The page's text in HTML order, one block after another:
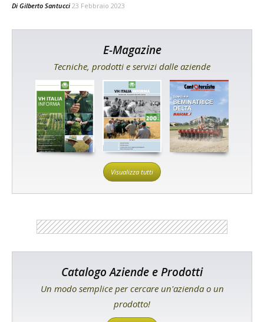
Di Gilberto Santucci 23 Febbraio 2023
E-Magazine
Tecniche, prodotti e servizi dalle aziende
Visualizza tutti
Catalogo Aziende e Prodotti
Un modo semplice per cercare un'azienda o un
prodotto!